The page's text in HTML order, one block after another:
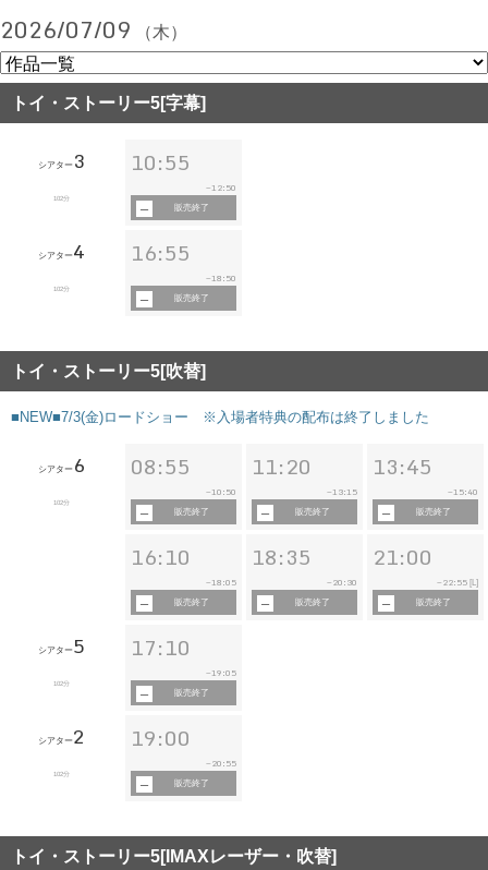
2026/07/09 （木）
トイ・ストーリー5[字幕]
シアター 3
102分
10:55
~12:50
販売終了
シアター4
102分
16:55
~18:50
販売終了
トイ・ストーリー5[吹替]
■NEW■7/3(金)ロードショー ※入場者特典の配布は終了しました
シアター 6
102分
08:55
~10:50
販売終了
11:20
~13:15
販売終了
13:45
~15:40
販売終了
16:10
~18:05
販売終了
18:35
~ 20:30
販売終了
21:00
~ 22:55 [L]
販売終了
シアター5
102分
17:10
~19:05
販売終了
シアター2
102分
19:00
~ 20:55
販売終了
トイ・ストーリー5[IMAXレーザー・吹替]